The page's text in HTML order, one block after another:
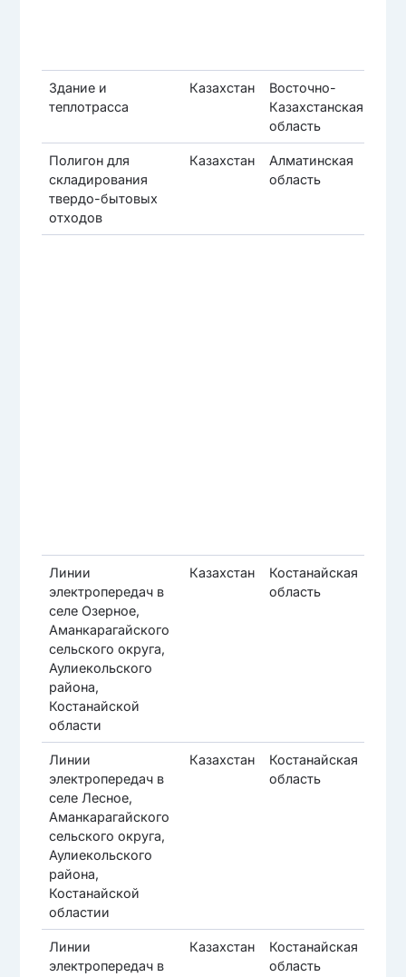
Здание и
теплотрасса
Казахстан
Восточно-
Казахстанская
область
Полигон для
складирования
твердо-бытовых
отходов
Казахстан
Алматинская
область
Линии
электропередач в
селе Озерное,
Аманкарагайского
сельского округа,
Аулиекольского
района,
Костанайской
области
Казахстан
Костанайская
область
Линии
электропередач в
селе Лесное,
Аманкарагайского
сельского округа,
Аулиекольского
района,
Костанайской
областии
Казахстан
Костанайская
область
Линии
электропередач в
Казахстан
Костанайская
область